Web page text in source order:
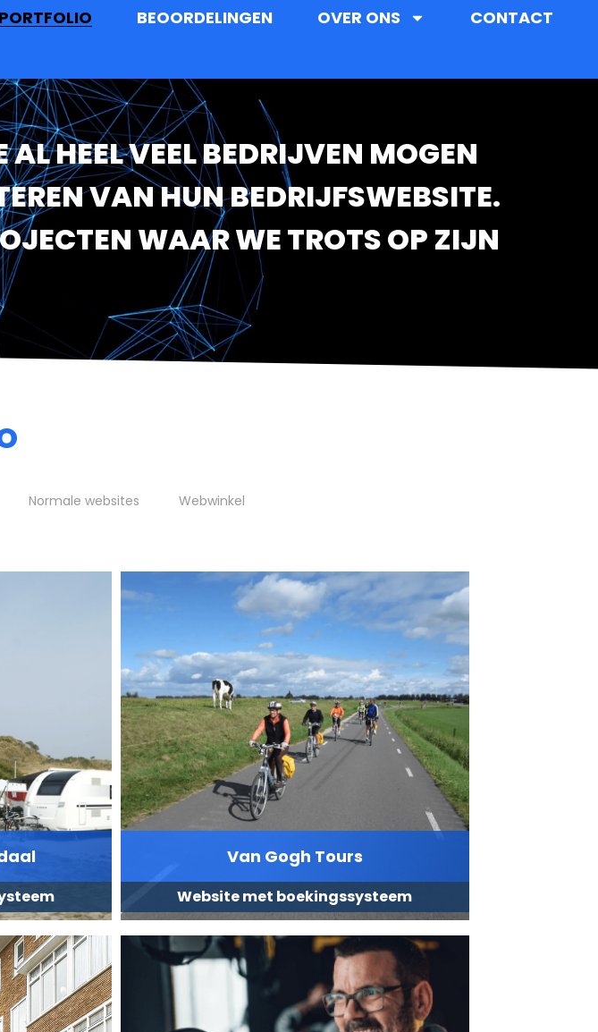
PORTFOLIO BEOORDELINGEN OVER ONS CONTACT
HEEL VEEL BEDRIJVEN MOGEN
VAN HUN BEDRIJFSWEBSITE.
WAAR WE TROTS OP ZIJN
Normale websites Webwinkel
Van Gogh Tours
Website met boekingssysteem